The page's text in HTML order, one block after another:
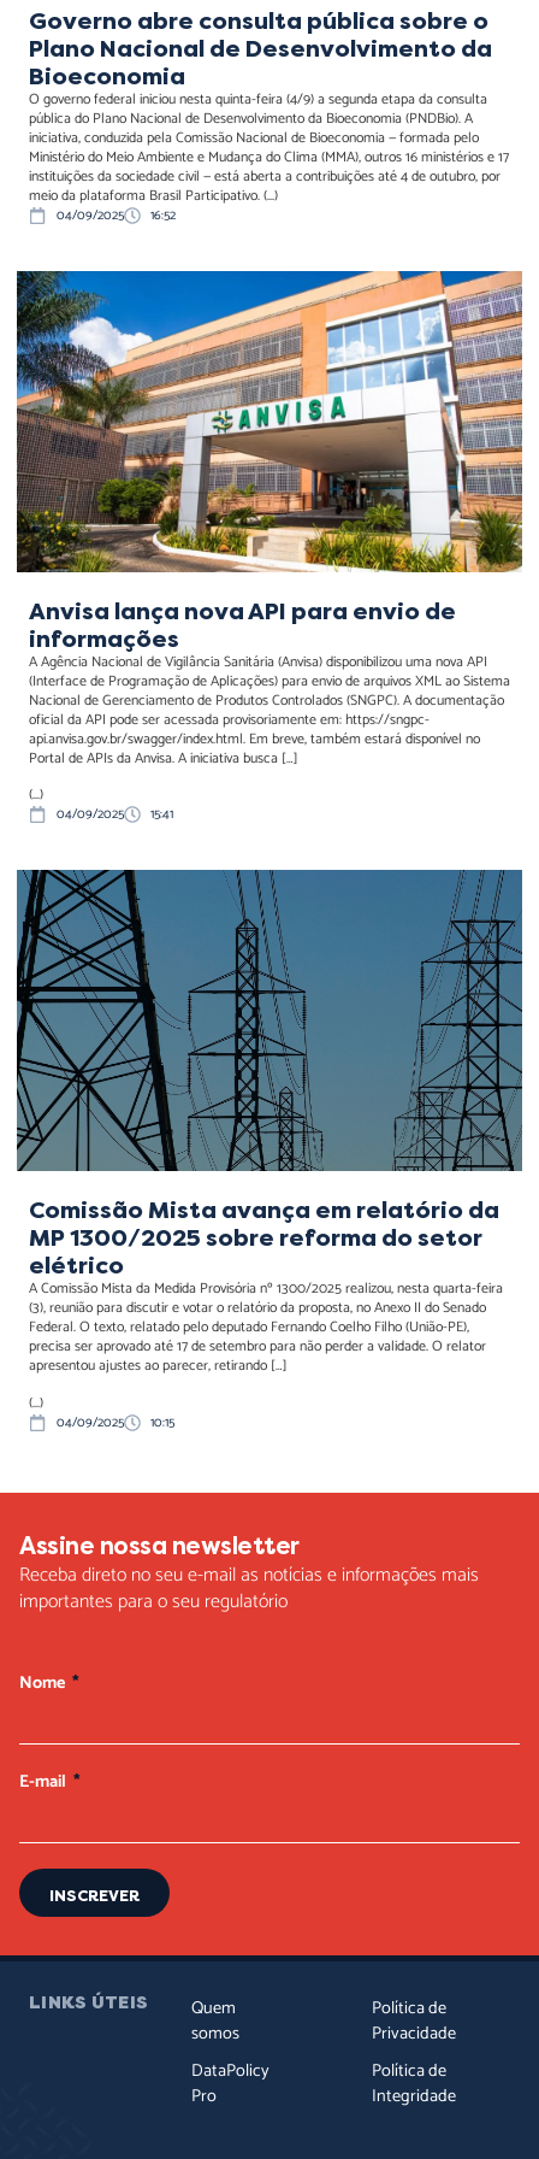
Governo abre consulta pública sobre o
Plano Nacional de Desenvolvimento da
Bioeconomia
O governo federal iniciou nesta quinta-feira (4/9) a segunda etapa da consulta
pública do Plano Nacional de Desenvolvimento da Bioeconomia (PNDBio). A
iniciativa, conduzida pela Comissão Nacional de Bioeconomia — formada pelo
Ministério do Meio Ambiente e Mudança do Clima (MMA), outros 16 ministérios e 17
instituições da sociedade civil — está aberta a contribuições até 4 de outubro, por
meio da plataforma Brasil Participativo. (...)
04/09/2025 16:52
Anvisa lança nova API para
envio de informações
Anvisa lança nova API para envio de
informações
A Agência Nacional de Vigilância Sanitária (Anvisa) disponibilizou uma nova API
(Interface de Programação de Aplicações) para envio de arquivos XML ao Sistema
Nacional de Gerenciamento de Produtos Controlados (SNGPC). A documentação
oficial da API pode ser acessada provisoriamente em: https://sngpc-
api.anvisa.gov.br/swagger/index.html. Em breve, também estará disponível no
Portal de APIs da Anvisa. A iniciativa busca […]
(...)
04/09/2025 15:41
Comissão Mista avança em
relatório da MP 1300/2025
sobre reforma do setor
elétrico
Comissão Mista avança em relatório da
MP 1300/2025 sobre reforma do setor
elétrico
A Comissão Mista da Medida Provisória nº 1300/2025 realizou, nesta quarta-feira
(3), reunião para discutir e votar o relatório da proposta, no Anexo II do Senado
Federal. O texto, relatado pelo deputado Fernando Coelho Filho (União-PE),
precisa ser aprovado até 17 de setembro para não perder a validade. O relator
apresentou ajustes ao parecer, retirando […]
(...)
04/09/2025 10:15
Assine nossa newsletter
Receba direto no seu e-mail as notícias e informações mais
importantes para o seu regulatório
Nome
E-mail
INSCREVER
LINKS ÚTEIS
Quem
somos
DataPolicy
Pro
Política de
Privacidade
Política de
Integridade